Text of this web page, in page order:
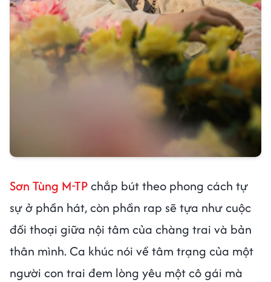
Sơn Tùng M-TPchắp bút theo phong cách tự
sự ở phần hát, còn phần rap sẽ tựa như cuộc
đối thoại giữa nội tâm của chàng trai và bản
thân mình. Ca khúc nói về tâm trạng của một
người con trai đem lòng yêu một cô gái mà